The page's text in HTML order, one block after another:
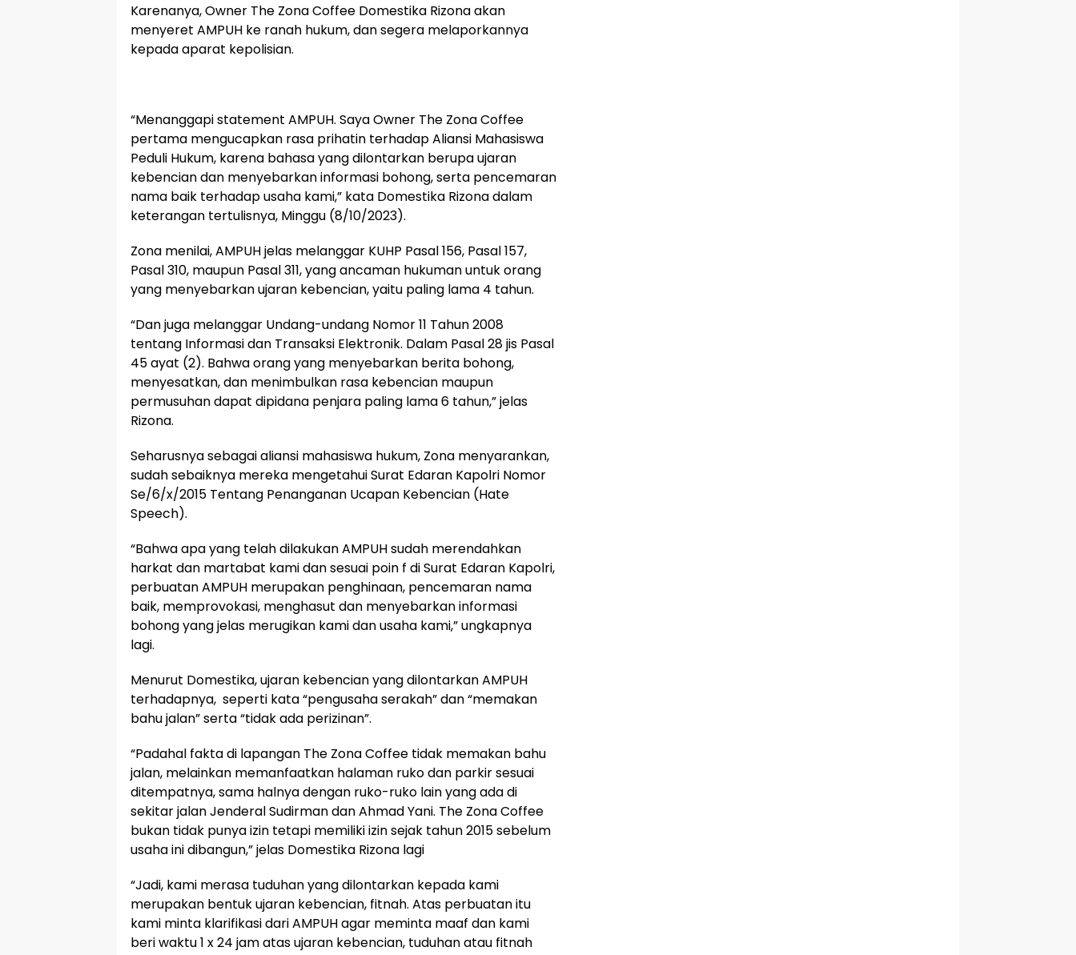
Karenanya, Owner The Zona Coffee Domestika Rizona akan
menyeret AMPUH ke ranah hukum, dan segera melaporkannya
kepada aparat kepolisian.
“Menanggapi statement AMPUH. Saya Owner The Zona Coffee
pertama mengucapkan rasa prihatin terhadap Aliansi Mahasiswa
Peduli Hukum, karena bahasa yang dilontarkan berupa ujaran
kebencian dan menyebarkan informasi bohong, serta pencemaran
nama baik terhadap usaha kami,” kata Domestika Rizona dalam
keterangan tertulisnya, Minggu (8/10/2023).
Zona menilai, AMPUH jelas melanggar KUHP Pasal 156, Pasal 157,
Pasal 310, maupun Pasal 311, yang ancaman hukuman untuk orang
yang menyebarkan ujaran kebencian, yaitu paling lama 4 tahun.
“Dan juga melanggar Undang-undang Nomor 11 Tahun 2008
tentang Informasi dan Transaksi Elektronik. Dalam Pasal 28 jis Pasal
45 ayat (2). Bahwa orang yang menyebarkan berita bohong,
menyesatkan, dan menimbulkan rasa kebencian maupun
permusuhan dapat dipidana penjara paling lama 6 tahun,” jelas
Rizona.
Seharusnya sebagai aliansi mahasiswa hukum, Zona menyarankan,
sudah sebaiknya mereka mengetahui Surat Edaran Kapolri Nomor
Se/6/x/2015 Tentang Penanganan Ucapan Kebencian (Hate
Speech).
“Bahwa apa yang telah dilakukan AMPUH sudah merendahkan
harkat dan martabat kami dan sesuai poin f di Surat Edaran Kapolri,
perbuatan AMPUH merupakan penghinaan, pencemaran nama
baik, memprovokasi, menghasut dan menyebarkan informasi
bohong yang jelas merugikan kami dan usaha kami,” ungkapnya
lagi.
Menurut Domestika, ujaran kebencian yang dilontarkan AMPUH
terhadapnya, seperti kata “pengusaha serakah” dan “memakan
bahu jalan” serta “tidak ada perizinan”.
“Padahal fakta di lapangan The Zona Coffee tidak memakan bahu
jalan, melainkan memanfaatkan halaman ruko dan parkir sesuai
ditempatnya, sama halnya dengan ruko-ruko lain yang ada di
sekitar jalan Jenderal Sudirman dan Ahmad Yani. The Zona Coffee
bukan tidak punya izin tetapi memiliki izin sejak tahun 2015 sebelum
usaha ini dibangun,” jelas Domestika Rizona lagi
“Jadi, kami merasa tuduhan yang dilontarkan kepada kami
merupakan bentuk ujaran kebencian, fitnah. Atas perbuatan itu
kami minta klarifikasi dari AMPUH agar meminta maaf dan kami
beri waktu 1 x 24 jam atas ujaran kebencian, tuduhan atau fitnah